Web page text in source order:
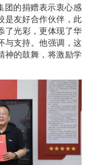
团的捐赠表示衷心感
是友好合作伙伴，此
了光彩，更体现了华
与支持。他强调，这
神的鼓舞，将激励学